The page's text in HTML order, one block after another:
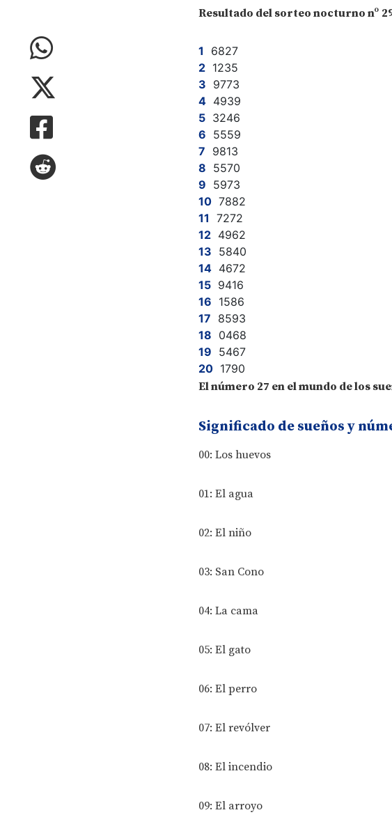
Resultado del sorteo nocturno nº
6827
1235
9773
4939
3246
5559
9813
5570
5973
7882
7272
4962
5840
4672
9416
1586
8593
0468
5467
1790
El número 27 en el mundo de los
Significado de sueños y
00: Los huevos
01: El agua
02: El niño
03: San Cono
04: La cama
05: El gato
06: El perro
07: El revólver
08: El incendio
09: El arroyo